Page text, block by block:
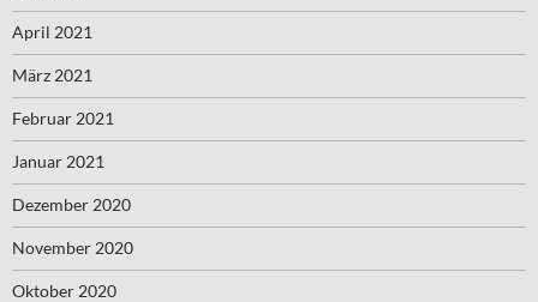
April 2021
März 2021
Februar 2021
Januar 2021
Dezember 2020
November 2020
Oktober 2020